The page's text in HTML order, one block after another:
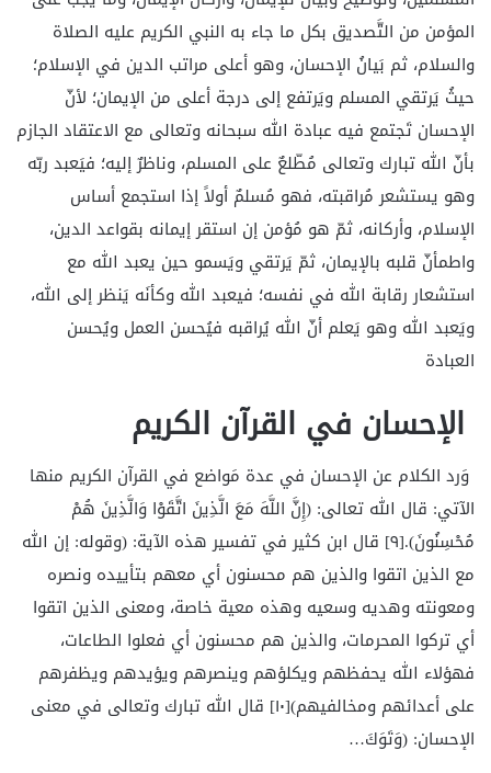
المؤمن من التَّصديق بكل ما جاء به النبي الكريم عليه الصلاة
والسلام، ثم بَيانُ الإحسان، وهو أعلى مراتب الدين في الإسلام؛
حيثُ يَرتقي المسلم ويَرتفع إلى درجة أعلى من الإيمان؛ لأنّ
الإحسان تَجتمع فيه عبادة الله سبحانه وتعالى مع الاعتقاد الجازم
بأنّ الله تبارك وتعالى مُطّلعٌ على المسلم، وناظرٌ إليه؛ فيَعبد ربّه
وهو يستشعر مُراقبته، فهو مُسلمٌ أولاً إذا استجمع أساس
الإسلام، وأركانه، ثمّ هو مُؤمن إن استقر إيمانه بقواعد الدين،
واطمأنّ قلبه بالإيمان، ثمّ يَرتقي ويَسمو حين يعبد الله مع
استشعار رقابة الله في نفسه؛ فيعبد الله وكأنَه يَنظر إلى الله،
ويَعبد الله وهو يَعلم أنّ الله يُراقبه فيُحسن العمل ويُحسن
العبادة
الإحسان في القرآن الكريم
وَرد الكلام عن الإحسان في عدة مَواضع في القرآن الكريم منها
الآتي: قال الله تعالى: (إِنَّ اللَّهَ مَعَ الَّذِينَ اتَّقَوْا وَالَّذِينَ هُمْ
مُحْسِنُونَ).[٩] قال ابن كثير في تفسير هذه الآية: (وقوله: إن الله
مع الذين اتقوا والذين هم محسنون أي معهم بتأييده ونصره
ومعونته وهديه وسعيه وهذه معية خاصة، ومعنى الذين اتقوا
أي تركوا المحرمات، والذين هم محسنون أي فعلوا الطاعات،
فهؤلاء الله يحفظهم ويكلؤهم وينصرهم ويؤيدهم ويظفرهم
على أعدائهم ومخالفيهم)[١٠] قال الله تبارك وتعالى في معنى
الإحسان: (وَتَوَكَ…